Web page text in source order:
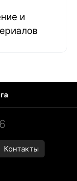
и
Контакты